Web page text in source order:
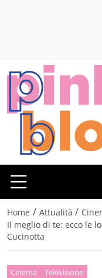
Home / Attualità /
Il meglio di te: ecco le
Cucinotta
Cinema Televisione